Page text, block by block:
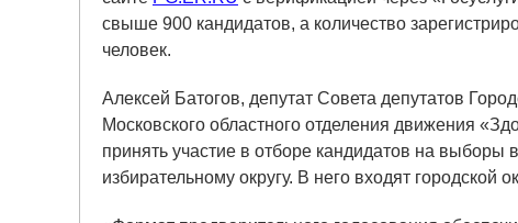
свыше 900 кандидатов, а количество
человек.
Алексей Батогов, депутат Совета депутатов
Московского областного отделения движения
принять участие в отборе кандидатов на
избирательному округу. В него входят городской